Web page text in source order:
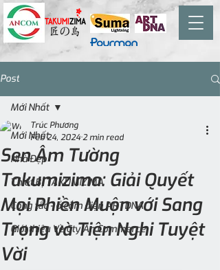
Post
Mới Nhất
Nhà Đẹp
Thiết Bị TAKUMIZIMA
Công tắc - ổ cắm điện ARTDNA
Giới thiệu Về Cty An Commerce
Mới Nhất
Sen Âm Tường
Takumizima: Giải Quyết
Mọi Phiền Muộn với Sang
Trọng và Tiện Nghi Tuyệt
Vời
Trúc Phương
Feb 24, 20242 min read